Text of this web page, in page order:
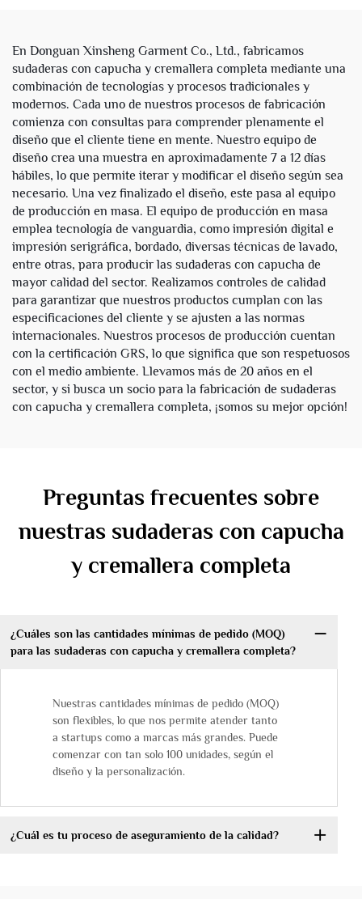
imitación de piel
En Donguan Xinsheng Garment Co., Ltd., fabricamos
sudaderas con capucha y cremallera completa mediante una
combinación de tecnologías y procesos tradicionales y
modernos. Cada uno de nuestros procesos de fabricación
comienza con consultas para comprender plenamente el
diseño que el cliente tiene en mente. Nuestro equipo de
diseño crea una muestra en aproximadamente 7 a 12 días
hábiles, lo que permite iterar y modificar el diseño según sea
necesario. Una vez finalizado el diseño, este pasa al equipo
de producción en masa. El equipo de producción en masa
emplea tecnología de vanguardia, como impresión digital e
impresión serigráfica, bordado, diversas técnicas de lavado,
entre otras, para producir las sudaderas con capucha de
mayor calidad del sector. Realizamos controles de calidad
para garantizar que nuestros productos cumplan con las
especificaciones del cliente y se ajusten a las normas
internacionales. Nuestros procesos de producción cuentan
con la certificación GRS, lo que significa que son respetuosos
con el medio ambiente. Llevamos más de 20 años en el
sector, y si busca un socio para la fabricación de sudaderas
con capucha y cremallera completa, ¡somos su mejor opción!
Preguntas frecuentes sobre
nuestras sudaderas con capucha
y cremallera completa
¿Cuáles son las cantidades mínimas de pedido (MOQ)
para las sudaderas con capucha y cremallera completa?
Nuestras cantidades mínimas de pedido (MOQ)
son flexibles, lo que nos permite atender tanto
a startups como a marcas más grandes. Puede
comenzar con tan solo 100 unidades, según el
diseño y la personalización.
¿Cuál es tu proceso de aseguramiento de la calidad?